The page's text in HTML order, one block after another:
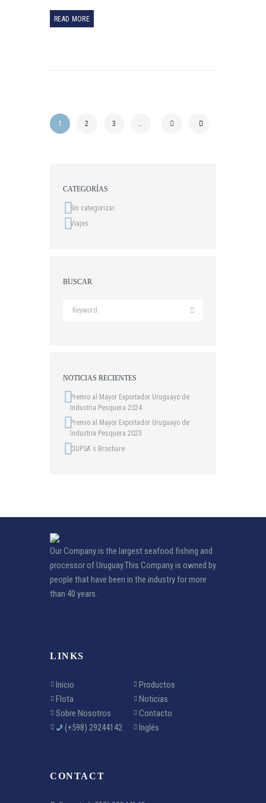
READ MORE
1 2 3 …
CATEGORÍAS
Sin categorizar
Viajes
BUSCAR
NOTICIAS RECIENTES
Premio al Mayor Exportador Uruguayo de
Industria Pesquera 2024
Premio al Mayor Exportador Uruguayo de
Industria Pesquera 2023
CIUPSA´s Brochure
Our Company is the largest seafood fishing and
processor of Uruguay.This Company is owned by
people that have been in the industry for more
than 40 years.
LINKS
Inicio
Productos
Flota
Noticias
Sobre Nosotros
Contacto
(+598) 29244142
Inglés
CONTACT